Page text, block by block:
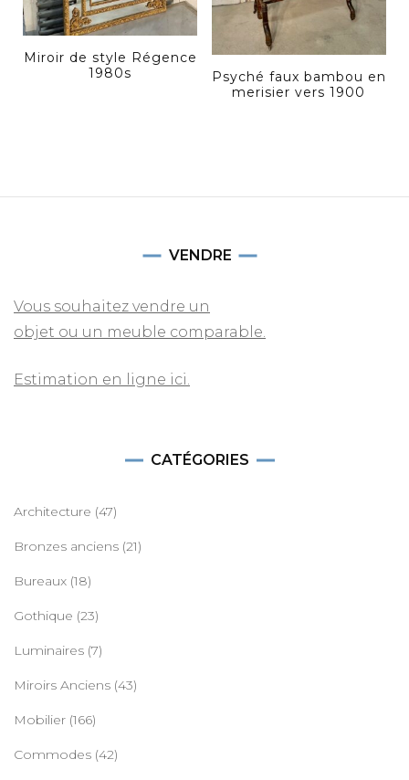
Miroir de style Régence
1980s
Psyché faux bambou en
merisier vers 1900
VENDRE
Vous souhaitez vendre un
objet ou un meuble comparable.
Estimation en ligne ici.
CATÉGORIES
Architecture (47)
Bronzes anciens (21)
Bureaux (18)
Gothique (23)
Luminaires (7)
Miroirs Anciens (43)
Mobilier (166)
Commodes (42)